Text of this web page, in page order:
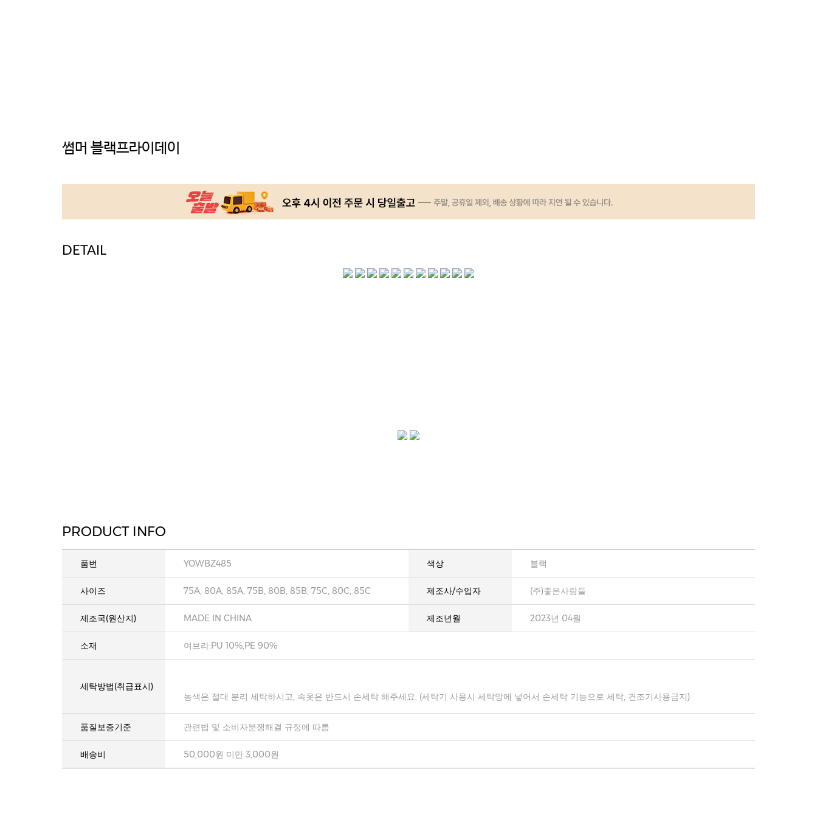
썸머 블랙프라이데이
DETAIL
PRODUCT INFO
품번 YOWBZ485 색상 블랙
사이즈 75A, 80A, 85A, 75B, 80B, 85B, 75C, 80C, 85C 제조사/수입자 (주)좋은사람들
제조국(원산지) MADE IN CHINA 제조년월 2023년 04월
소재 여브라:PU 10%,PE 90%
세탁방법(취급표시)
농색은 절대 분리 세탁하시고, 속옷은 반드시 손세탁 해주세요. (세탁기 사용시 세탁망에 넣어서 손세탁 기능으로 세탁, 건조기사용금지)
품질보증기준 관련법 및 소비자분쟁해결 규정에 따름
배송비 50,000원 미만 3,000원